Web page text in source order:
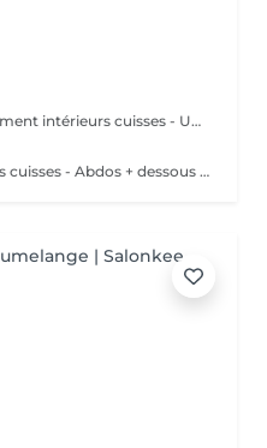
2 zones : 95€ - Fessiers - Uniquement intérieurs cuisses - Uniquement extérieurs cuisses - Uniquement dessus cuisses - Uniquement dessous cuisses
3 zones : 99€ - Abdos + intérieurs cuisses - Abdos + dessous cuisses